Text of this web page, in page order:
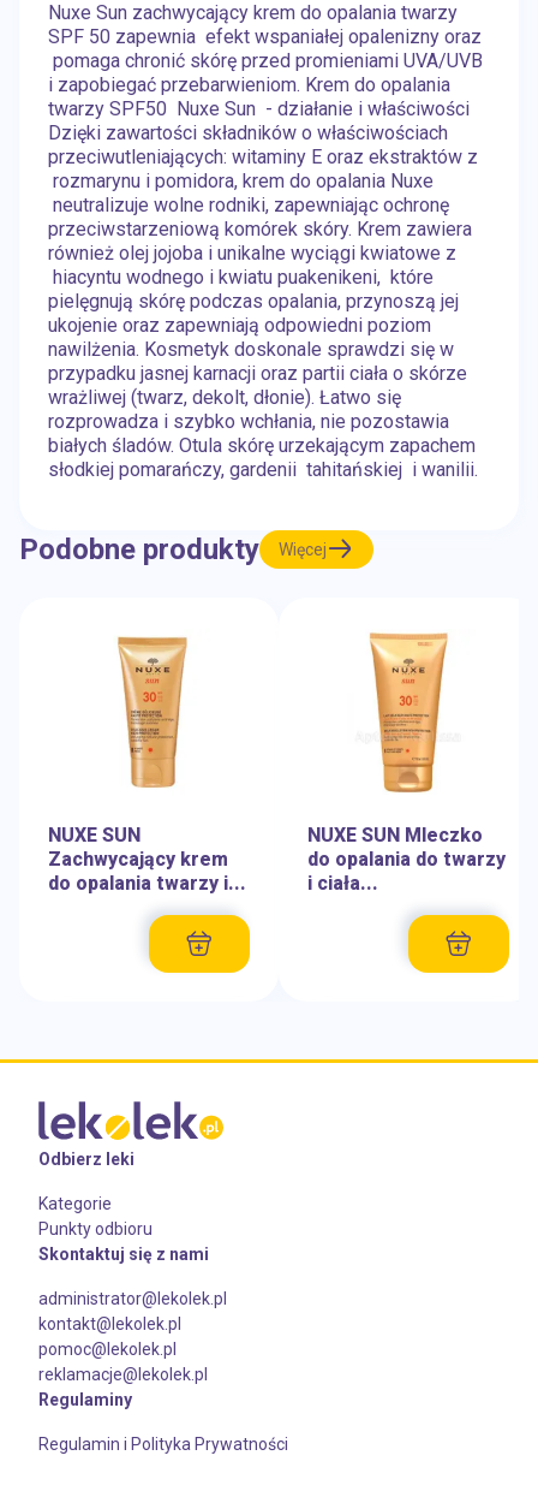
Nuxe Sun zachwycający krem do opalania twarzy
SPF 50 zapewnia efekt wspaniałej opalenizny oraz
pomaga chronić skórę przed promieniami UVA/UVB
i zapobiegać przebarwieniom. Krem do opalania
twarzy SPF50 Nuxe Sun - działanie i właściwości
Dzięki zawartości składników o właściwościach
przeciwutleniających: witaminy E oraz ekstraktów z
rozmarynu i pomidora, krem do opalania Nuxe
neutralizuje wolne rodniki, zapewniając ochronę
przeciwstarzeniową komórek skóry. Krem zawiera
również olej jojoba i unikalne wyciągi kwiatowe z
hiacyntu wodnego i kwiatu puakenikeni, które
pielęgnują skórę podczas opalania, przynoszą jej
ukojenie oraz zapewniają odpowiedni poziom
nawilżenia. Kosmetyk doskonale sprawdzi się w
przypadku jasnej karnacji oraz partii ciała o skórze
wrażliwej (twarz, dekolt, dłonie). Łatwo się
rozprowadza i szybko wchłania, nie pozostawia
białych śladów. Otula skórę urzekającym zapachem
słodkiej pomarańczy, gardenii tahitańskiej i wanilii.
Podobne produkty Więcej
NUXE SUN
Zachwycający krem
do opalania twarzy i...
NUXE SUN Mleczko
do opalania do twarzy
i ciała...
Odbierz leki
Kategorie
Punkty odbioru
Skontaktuj się z nami
administrator@lekolek.pl
kontakt@lekolek.pl
pomoc@lekolek.pl
reklamacje@lekolek.pl
Regulaminy
Regulamin i Polityka Prywatności